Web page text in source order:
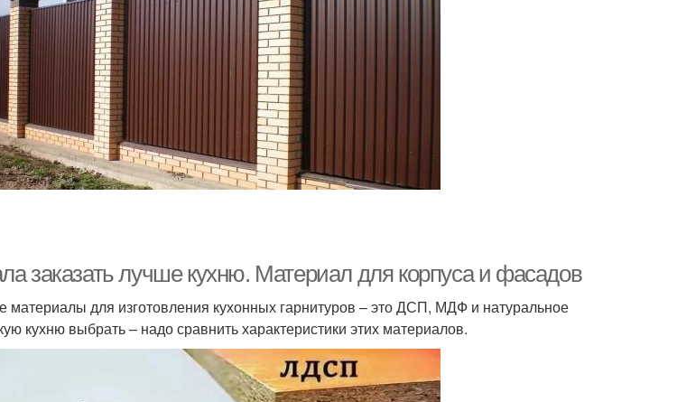
заказать лучше кухню. Материал для корпуса и фасадов
для изготовления кухонных гарнитуров – это ДСП, МДФ и натуральное
кухню выбрать – надо сравнить характеристики этих материалов.